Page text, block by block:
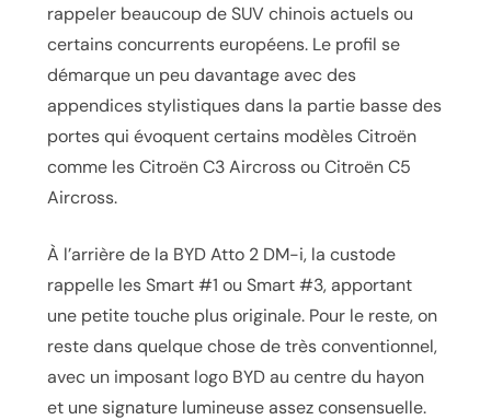
rappeler beaucoup de SUV chinois actuels ou
certains concurrents européens. Le profil se
démarque un peu davantage avec des
appendices stylistiques dans la partie basse des
portes qui évoquent certains modèles Citroën
comme lesCitroën C3 Aircrossou Citroën C5
Aircross.
À l’arrière de la BYD Atto 2 DM-i, la custode
rappelle lesSmart #1 ou Smart #3, apportant
une petite touche plus originale. Pour le reste, on
reste dans quelque chose de très conventionnel,
avec un imposant logo BYD au centre du hayon
et une signature lumineuse assez consensuelle.